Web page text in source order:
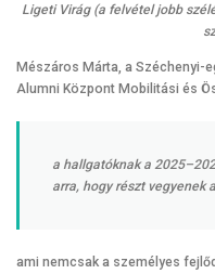
Ligeti Virág (a felvétel jobb
Mészáros Márta, a Széchenyi-
Alumni Központ Mobilitási és
a hallgatóknak a
arra, hogy részt vegyenek
ami nemcsak a személyes